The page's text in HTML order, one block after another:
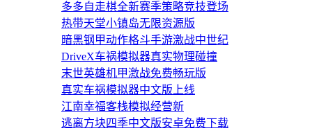
多多自走棋全新赛季策略竞技登场
热带天堂小镇岛无限资源版
暗黑钢甲动作格斗手游激战中世纪
DriveX车祸模拟器真实物理碰撞
末世英雄机甲激战免费畅玩版
真实车祸模拟器中文版上线
江南幸福客栈模拟经营新
逃离方块四季中文版安卓免费下载